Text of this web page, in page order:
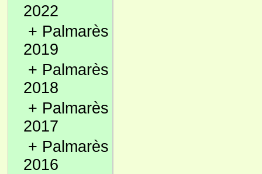
2022
+ Palmarès
2019
+ Palmarès
2018
+ Palmarès
2017
+ Palmarès
2016